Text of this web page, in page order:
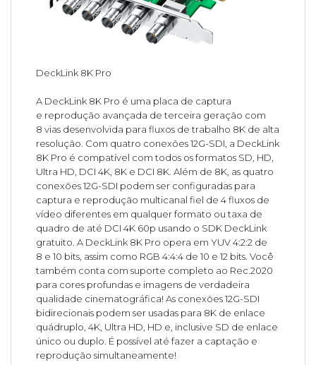
DeckLink 8K Pro
A DeckLink 8K Pro é uma placa de captura
e reprodução avançada de terceira geração com
8 vias desenvolvida para fluxos de trabalho 8K de alta
resolução. Com quatro conexões 12G-SDI, a DeckLink
8K Pro é compatível com todos os formatos SD, HD,
Ultra HD, DCI 4K, 8K e DCI 8K. Além de 8K, as quatro
conexões 12G-SDI podem ser configuradas para
captura e reprodução multicanal fiel de 4 fluxos de
vídeo diferentes em qualquer formato ou taxa de
quadro de até DCI 4K 60p usando o SDK DeckLink
gratuito. A DeckLink 8K Pro opera em YUV 4:2:2 de
8 e 10 bits, assim como RGB 4:4:4 de 10 e 12 bits. Você
também conta com suporte completo ao Rec.2020
para cores profundas e imagens de verdadeira
qualidade cinematográfica! As conexões 12G-SDI
bidirecionais podem ser usadas para 8K de enlace
quádruplo, 4K, Ultra HD, HD e, inclusive SD de enlace
único ou duplo. É possível até fazer a captação e
reprodução simultaneamente!